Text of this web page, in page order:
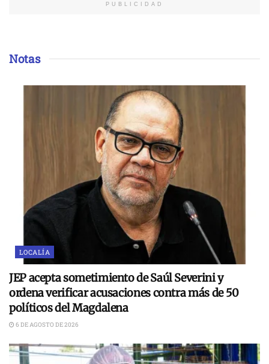
PUBLICIDAD
Notas
LOCALÍA
JEP acepta sometimiento de Saúl Severini y
ordena verificar acusaciones contra más de 50
políticos del Magdalena
6 DE AGOSTO DE 2026